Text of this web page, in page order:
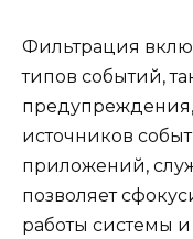
Фильтрация
типов событий,
источников
приложений,
позволяет
работы системы